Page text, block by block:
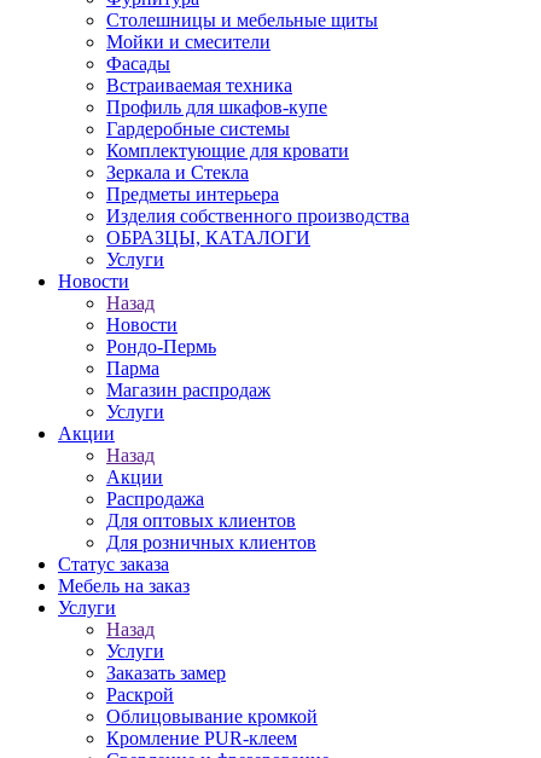
Столешницы и мебельные щиты
Мойки и смесители
Фасады
Встраиваемая техника
Профиль для шкафов-купе
Гардеробные системы
Комплектующие для кровати
Зеркала и Стекла
Предметы интерьера
Изделия собственного производства
ОБРАЗЦЫ, КАТАЛОГИ
Услуги
Новости
Назад
Новости
Рондо-Пермь
Парма
Магазин распродаж
Услуги
Акции
Назад
Акции
Распродажа
Для оптовых клиентов
Для розничных клиентов
Статус заказа
Мебель на заказ
Услуги
Назад
Услуги
Заказать замер
Раскрой
Облицовывание кромкой
Кромление PUR-клеем